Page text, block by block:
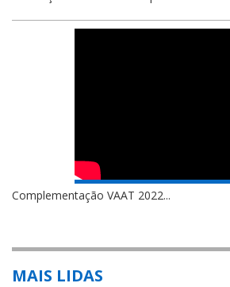
Complementação VAAT 2022...
MAIS LIDAS